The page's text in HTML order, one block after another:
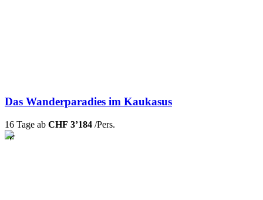
Das Wanderparadies im Kaukasus
16 Tage ab CHF 3’184 /Pers.